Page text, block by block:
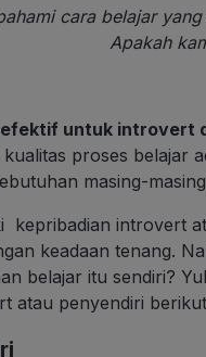
cara belajar
Apakah
untuk introvert
proses belajar
masing-
kepribadian introvert
keadaan tenang.
belajar itu sendiri?
atau penyendiri